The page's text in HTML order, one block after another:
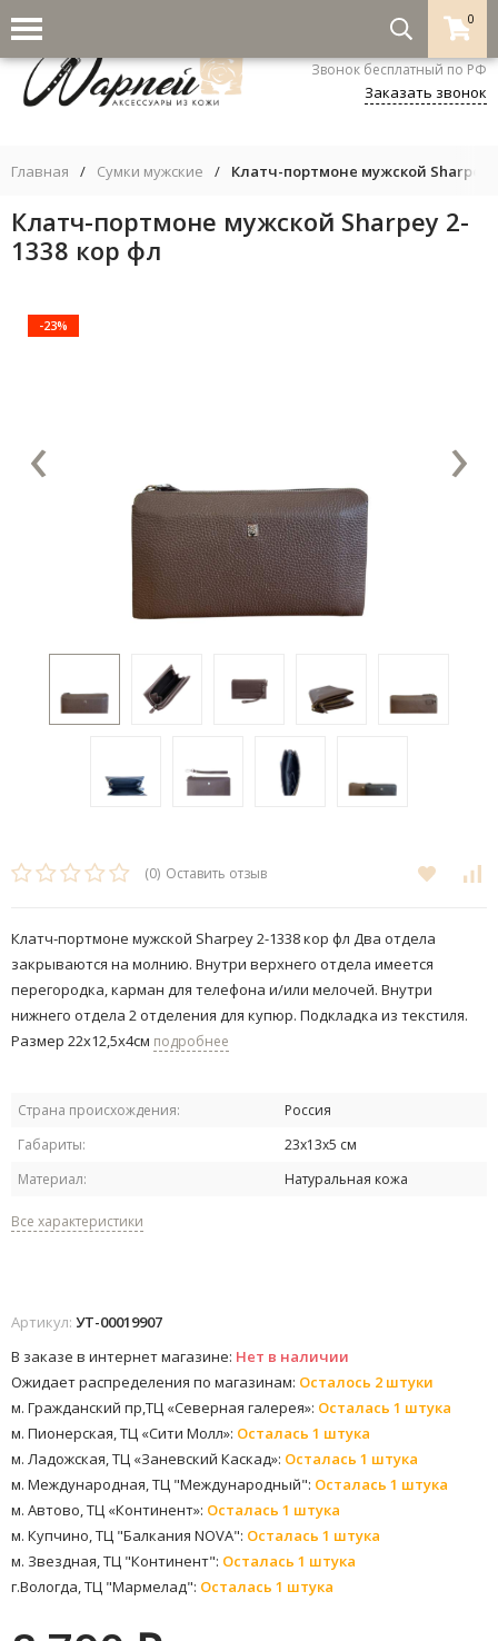
0
8-800-333-5530
Звонок бесплатный по РФ
Заказать звонок
Главная / Сумки мужские / Клатч-портмоне мужской Sharpey
Клатч-портмоне мужской Sharpey 2-
1338 кор фл
-23%
‹ ›
(0) Оставить отзыв
Клатч-портмоне мужской Sharpey 2-1338 кор фл Два отдела
закрываются на молнию. Внутри верхнего отдела имеется
перегородка, карман для телефона и/или мелочей. Внутри
нижнего отдела 2 отделения для купюр. Подкладка из текстиля.
Размер 22х12,5х4см подробнее
Страна происхождения:
Россия
Габариты:
23х13х5 см
Материал:
Натуральная кожа
Все характеристики
Артикул: УТ-00019907
В заказе в интернет магазине: Нет в наличии
Ожидает распределения по магазинам: Осталось 2 штуки
м. Гражданский пр,ТЦ «Северная галерея»: Осталась 1 штука
м. Пионерская, ТЦ «Сити Молл»: Осталась 1 штука
м. Ладожская, ТЦ «Заневский Каскад»: Осталась 1 штука
м. Международная, ТЦ "Международный": Осталась 1 штука
м. Автово, ТЦ «Континент»: Осталась 1 штука
м. Купчино, ТЦ "Балкания NOVA": Осталась 1 штука
м. Звездная, ТЦ "Континент": Осталась 1 штука
г.Вологда, ТЦ "Мармелад": Осталась 1 штука